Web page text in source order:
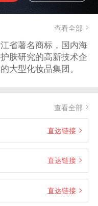
查看全部
省著名商标，国内海
肤研究的高新技术企
大型化妆品集团。
查看全部
直达链接
直达链接
直达链接